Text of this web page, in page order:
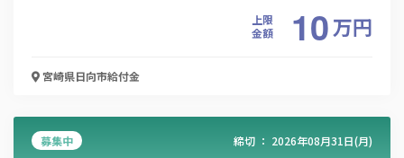
で本サービスの利用規約に同意したものとみなさ
れます。
上限
金額
10万円
宮崎県日向市給付金
募集中 締切 ： 2026年08月31日(月)